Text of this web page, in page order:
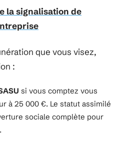
la signalisation de
que vous visez,
:
si vous comptez vous
à 25 000 €. Le statut assimilé
sociale complète pour